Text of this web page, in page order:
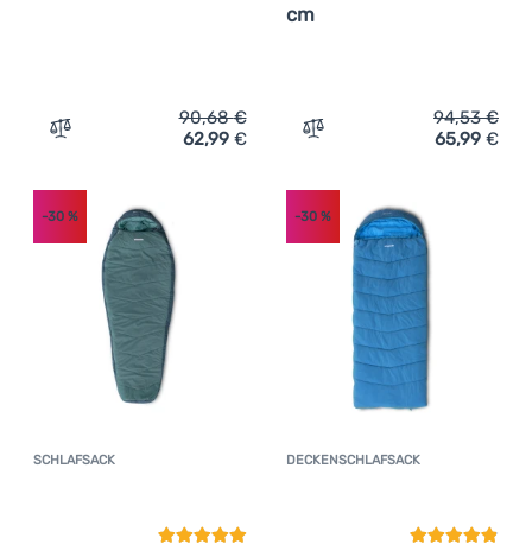
Zum Vergleich 'Schlafsack Pinguin Lite mummy 185 cm'
90,68€
62,99 €
cm
Zum Vergleich
94,53€
65,99 €
SCHLAFSACK Kundenbewertung
-30 %
DECKENSCHLAFSACK
-30%